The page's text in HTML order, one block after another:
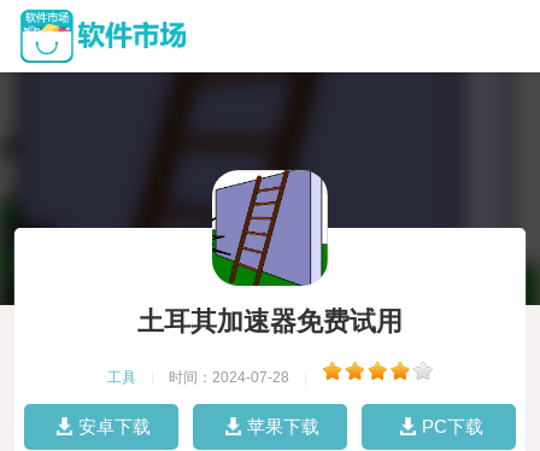
土耳其加速器免费试用
工具 时间：2024-07-28
安卓下载 苹果下载 PC下载